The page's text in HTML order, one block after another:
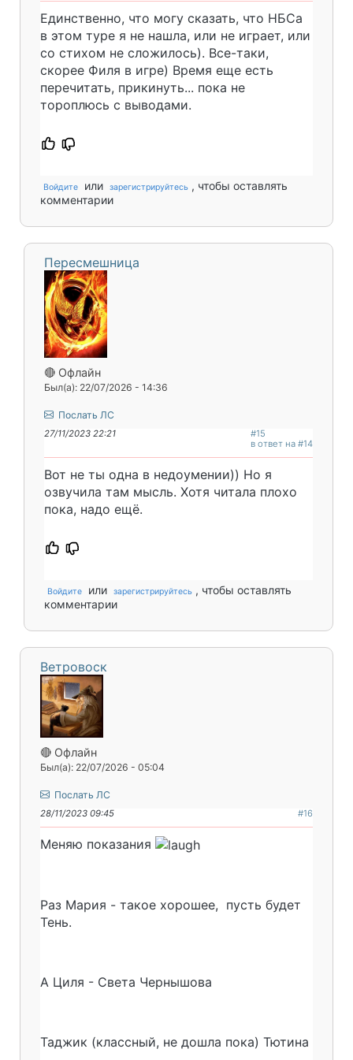
Единственно, что могу сказать, что НБСа
в этом туре я не нашла, или не играет, или
со стихом не сложилось). Все-таки,
скорее Филя в игре) Время еще есть
перечитать, прикинуть... пока не
тороплюсь с выводами.
Войдите или зарегистрируйтесь , чтобы оставлять
комментарии
Пересмешница
🔴 Офлайн
Был(а): 22/07/2026 - 14:36
Послать ЛС
27/11/2023 22:21
#15
в ответ на #14
Вот не ты одна в недоумении)) Но я
озвучила там мысль. Хотя читала плохо
пока, надо ещё.
Войдите или зарегистрируйтесь , чтобы оставлять
комментарии
Ветровоск
🔴 Офлайн
Был(а): 22/07/2026 - 05:04
Послать ЛС
28/11/2023 09:45 #16
Меняю показания
Раз Мария - такое хорошее, пусть будет
Тень.
А Циля - Света Чернышова
Таджик (классный, не дошла пока) Тютина